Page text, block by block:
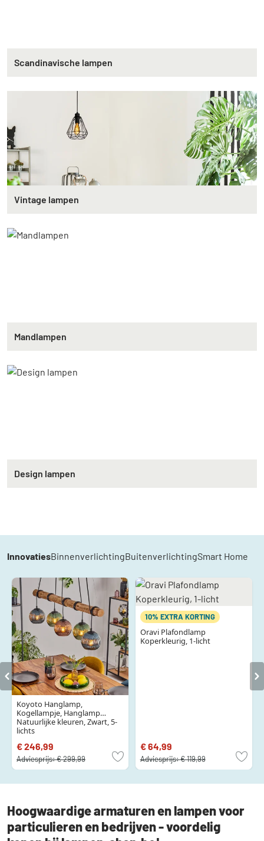
Scandinavische lampen
Vintage lampen
Mandlampen
Design lampen
InnovatiesBinnenverlichtingBuitenverlichtingSmart Home
Koyoto Hanglamp,
Kogellampje, Hanglamp
Natuurlijke kleuren, Zwart, 5-
lichts
€ 246,99
Adviesprijs:€ 299,99
10% EXTRA KORTING
Oravi Plafondlamp
Koperkleurig, 1-licht
€ 64,99
Adviesprijs:€ 119,99
Hoogwaardige armaturen en lampen voor
particulieren en bedrijven - voordelig